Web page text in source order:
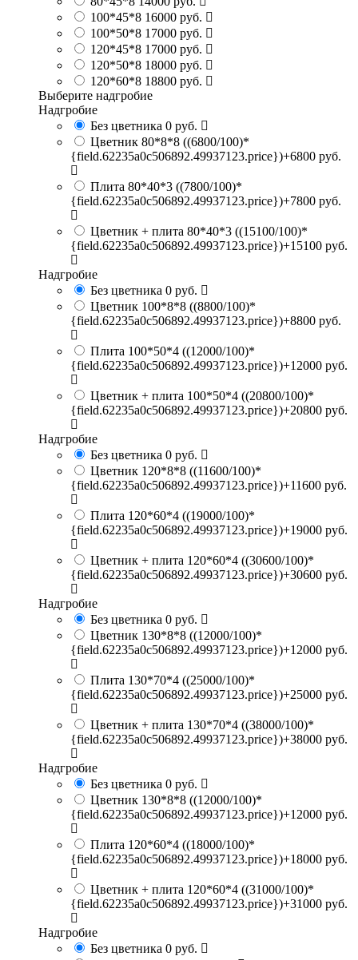
100*45*8 16000 руб.
100*50*8 17000 руб.
120*45*8 17000 руб.
120*50*8 18000 руб.
120*60*8 18800 руб.
Выберите надгробие
Надгробие
Без цветника 0 руб.
Цветник 80*8*8 ((6800/100)*
{field.62235a0c506892.49937123.price})+6800 руб.
Плита 80*40*3 ((7800/100)*
{field.62235a0c506892.49937123.price})+7800 руб.
Цветник + плита 80*40*3 ((15100/100)*
{field.62235a0c506892.49937123.price})+15100 руб.
Надгробие
Без цветника 0 руб.
Цветник 100*8*8 ((8800/100)*
{field.62235a0c506892.49937123.price})+8800 руб.
Плита 100*50*4 ((12000/100)*
{field.62235a0c506892.49937123.price})+12000 руб.
Цветник + плита 100*50*4 ((20800/100)*
{field.62235a0c506892.49937123.price})+20800 руб.
Надгробие
Без цветника 0 руб.
Цветник 120*8*8 ((11600/100)*
{field.62235a0c506892.49937123.price})+11600 руб.
Плита 120*60*4 ((19000/100)*
{field.62235a0c506892.49937123.price})+19000 руб.
Цветник + плита 120*60*4 ((30600/100)*
{field.62235a0c506892.49937123.price})+30600 руб.
Надгробие
Без цветника 0 руб.
Цветник 130*8*8 ((12000/100)*
{field.62235a0c506892.49937123.price})+12000 руб.
Плита 130*70*4 ((25000/100)*
{field.62235a0c506892.49937123.price})+25000 руб.
Цветник + плита 130*70*4 ((38000/100)*
{field.62235a0c506892.49937123.price})+38000 руб.
Надгробие
Без цветника 0 руб.
Цветник 130*8*8 ((12000/100)*
{field.62235a0c506892.49937123.price})+12000 руб.
Плита 120*60*4 ((18000/100)*
{field.62235a0c506892.49937123.price})+18000 руб.
Цветник + плита 120*60*4 ((31000/100)*
{field.62235a0c506892.49937123.price})+31000 руб.
Надгробие
Без цветника 0 руб.